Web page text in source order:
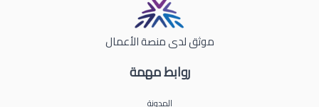
روابط مهمة
المدونة
موثق لدى منصة الأعمال